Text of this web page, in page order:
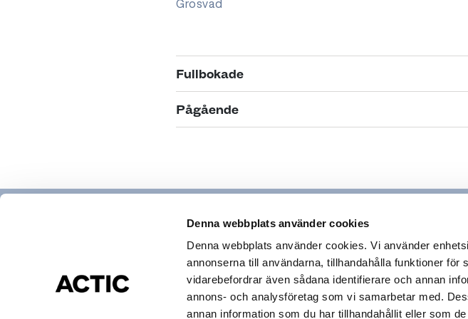
Denna webbplats använder cookies
Denna webbplats använder cookies. Vi använder
annonserna till användarna, tillhandahålla funktioner
vidarebefordrar även sådana identifierare och annan
annons- och analysföretag som vi samarbetar med.
annan information som du har tillhandahållit eller som
Grosvad
Fullbokade
Babysimskola Nivå 1
Simskola Nivå 2 - Valen
Pågående
Start: Torsdag 2026-03-26
Hitta gym & bad
Actic app
Medlemsservice
Cookies och Personuppgifter